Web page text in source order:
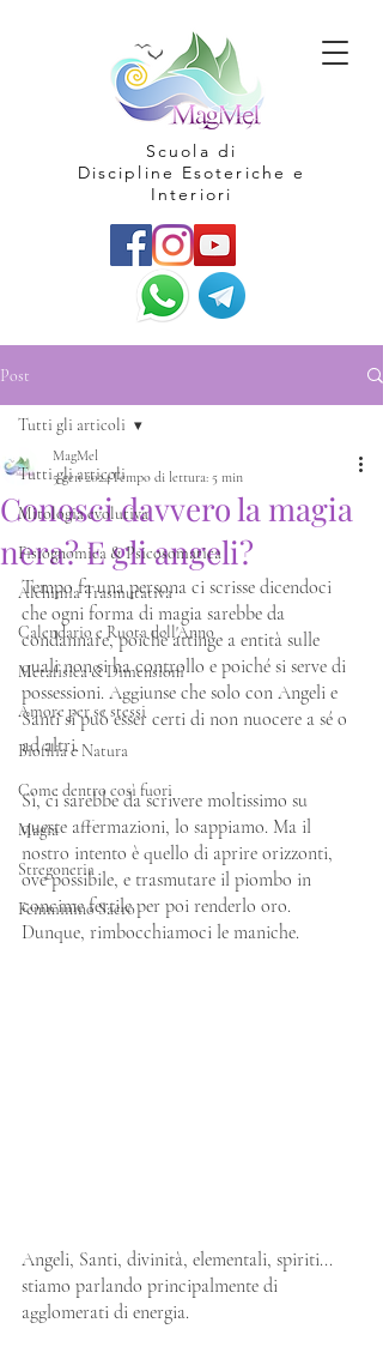
Scuola di
Discipline Esoteriche e
Interiori
Post
Tutti gli articoli
Mitologia evolutiva
Fisiognomica & Psicosomatica
Alchimia Trasmutativa
Calendario e Ruota dell'Anno
Metafisica & Dimensioni
Amore per se stessi
Biofilia e Natura
Come dentro così fuori
Magia
Stregoneria
Femminino Sacro
Tutti gli articoli
Conosci davvero la magia
nera? E gli angeli?
MagMel
5 gen 2024Tempo di lettura: 5 min
Tempo fa una persona ci scrisse dicendoci
che ogni forma di magia sarebbe da
condannare, poiché attinge a entità sulle
quali non si ha controllo e poiché si serve di
possessioni. Aggiunse che solo con Angeli e
Santi si può esser certi di non nuocere a sé o
ad altri.
Sì, ci sarebbe da scrivere moltissimo su
queste affermazioni, lo sappiamo. Ma il
nostro intento è quello di aprire orizzonti,
ove possibile, e trasmutare il piombo in
concime fertile per poi renderlo oro.
Dunque, rimbocchiamoci le maniche.
Angeli, Santi, divinità, elementali, spiriti...
stiamo parlando principalmente di
agglomerati di energia.